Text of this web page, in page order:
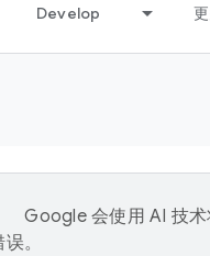
Develop
Google 会使用 AI 技术
。